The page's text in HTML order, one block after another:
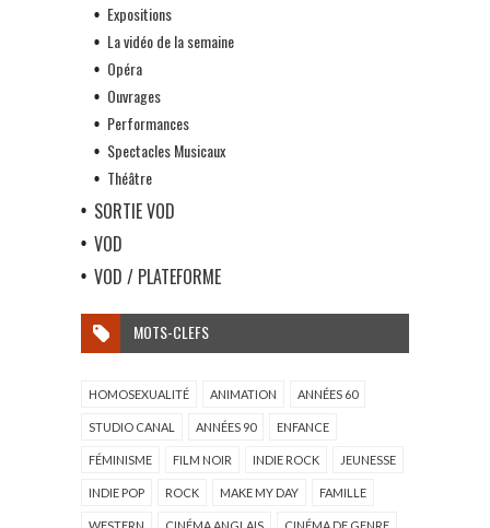
Expositions
La vidéo de la semaine
Opéra
Ouvrages
Performances
Spectacles Musicaux
Théâtre
SORTIE VOD
VOD
VOD / PLATEFORME
MOTS-CLEFS
HOMOSEXUALITÉ ANIMATION ANNÉES 60
STUDIO CANAL ANNÉES 90 ENFANCE
FÉMINISME FILM NOIR INDIE ROCK JEUNESSE
INDIE POP ROCK MAKE MY DAY FAMILLE